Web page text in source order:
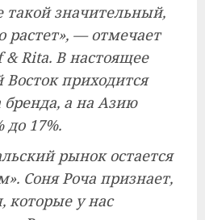
такой значительный,
— отмечает
& Rita. В настоящее
приходится
бренда, а на Азию
до 17%.
рынок остается
Соня Роча признает,
которые у нас